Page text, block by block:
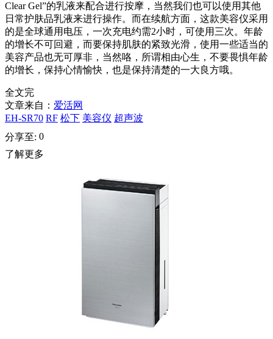
Clear Gel”的乳液来配合进行按摩，当然我们也可以使用其他
日常护肤品乳液来进行操作。而在续航方面，这款美容仪采用
的是全球通用电压，一次充电约需2小时，可使用三次。年龄
的增长不可回避，而要保持肌肤的紧致光滑，使用一些适当的
美容产品也无可厚非，当然咯，所谓相由心生，不要畏惧年龄
的增长，保持心情愉快，也是保持清楚的一大良方哦。
全文完
文章来自： 爱活网
EH-SR70 RF 松下 美容仪 超声波
分享至: 0
了解更多